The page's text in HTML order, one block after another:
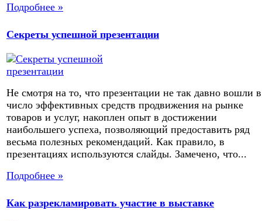
Подробнее »
Секреты успешной презентации
Не смотря на то, что презентации не так давно вошли в
число эффективных средств продвижения на рынке
товаров и услуг, накоплен опыт в достижении
наибольшего успеха, позволяющий предоставить ряд
весьма полезных рекомендаций. Как правило, в
презентациях используются слайды. Замечено, что...
Подробнее »
Как разрекламировать участие в выставке